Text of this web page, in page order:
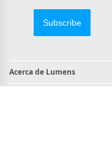
Subscribe
Acerca de Lumens